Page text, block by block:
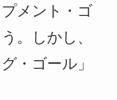
メント・ゴ
。しかし、
・ゴール」